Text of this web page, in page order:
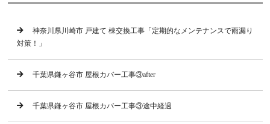
神奈川県川崎市 戸建て 棟交換工事「定期的なメンテナンスで雨漏り
対策！」
千葉県鎌ヶ谷市 屋根カバー工事③after
千葉県鎌ヶ谷市 屋根カバー工事③途中経過